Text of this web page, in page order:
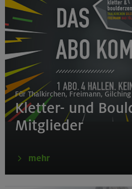
Für Thalkirchen, Freimann, Gilching
Kletter- und
Mitglieder
mehr